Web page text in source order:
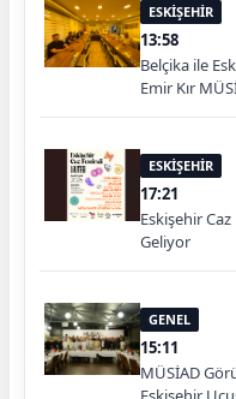
ESKİŞEHİR
13:58
Belçika ile
Emir Kır
ESKİŞEHİR
17:21
Eskişehir Caz
Geliyor
GENEL
15:11
MÜSİAD